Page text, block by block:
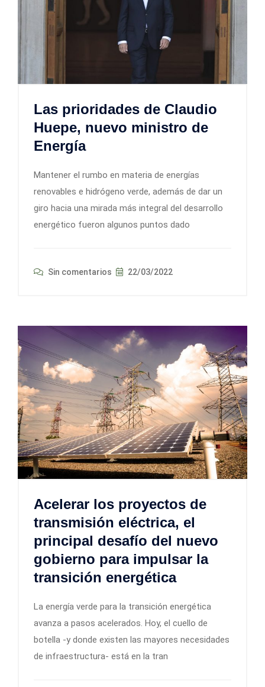
Las prioridades de Claudio
Huepe, nuevo ministro de
Energía
Mantener el rumbo en materia de energías
renovables e hidrógeno verde, además de dar un
giro hacia una mirada más integral del desarrollo
energético fueron algunos puntos dado
Sin comentarios 22/03/2022
Acelerar los proyectos de
transmisión eléctrica, el
principal desafío del nuevo
gobierno para impulsar la
transición energética
La energía verde para la transición energética
avanza a pasos acelerados. Hoy, el cuello de
botella -y donde existen las mayores necesidades
de infraestructura- está en la tran